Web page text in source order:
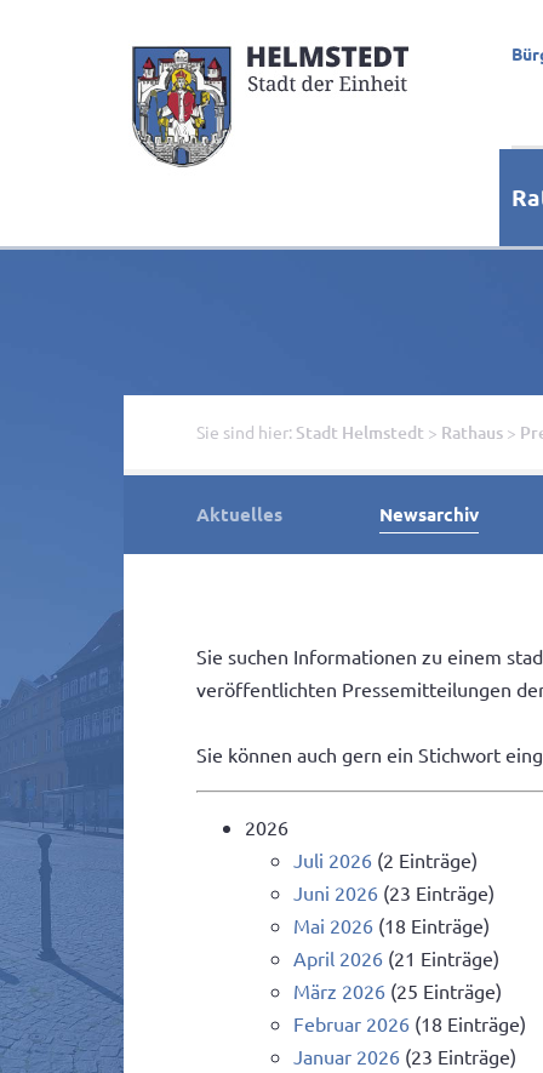
Sie sind hier: Stadt Helmstedt > Rathaus >
Aktuelles Newsarchiv
Sie suchen Informationen zu einem
veröffentlichten Pressemitteilungen
Sie können auch gern ein Stichwort
2026
Juli 2026 (2 Einträge)
Juni 2026 (23 Einträge)
Mai 2026 (18 Einträge)
April 2026 (21 Einträge)
März 2026 (25 Einträge)
Februar 2026 (18 Einträge)
Januar 2026 (23 Einträge)